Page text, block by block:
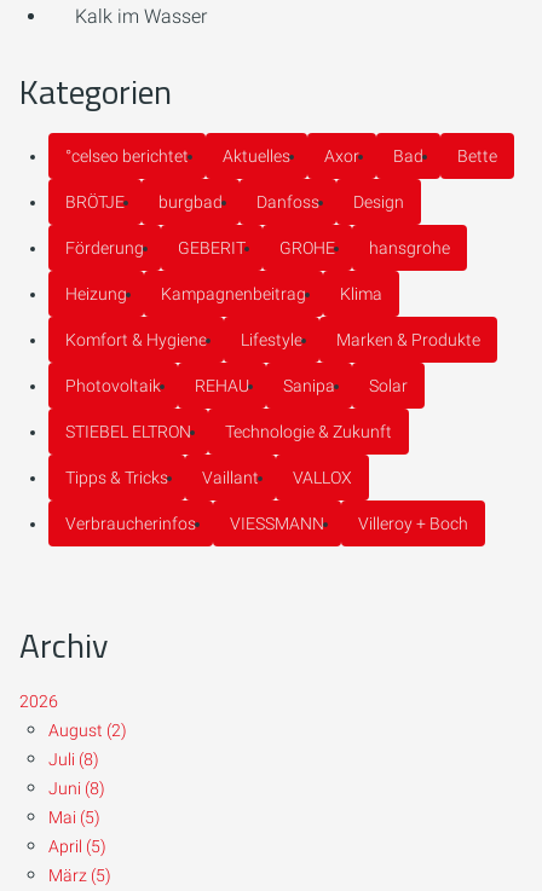
Kalk im Wasser
Kategorien
°celseo berichtet Aktuelles Axor Bad Bette
BRÖTJE burgbad Danfoss Design
Förderung GEBERIT GROHE hansgrohe
Heizung Kampagnenbeitrag Klima
Komfort & Hygiene Lifestyle Marken & Produkte
Photovoltaik REHAU Sanipa Solar
STIEBEL ELTRON Technologie & Zukunft
Tipps & Tricks Vaillant VALLOX
Verbraucherinfos VIESSMANN Villeroy + Boch
Archiv
2026
August (2)
Juli (8)
Juni (8)
Mai (5)
April (5)
März (5)